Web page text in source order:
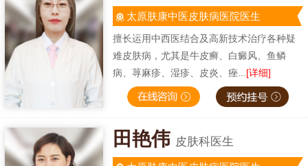
太原肤康中医皮肤病医院医生
擅长运用中西医结合及高新技术治疗各种疑
难皮肤病，尤其是牛皮癣、白癜风、鱼鳞
病、荨麻疹、湿疹、皮炎、痤... [详细]
田艳伟 皮肤科医生